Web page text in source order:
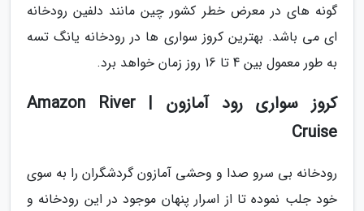
گونه های در معرض خطر کشور چین مانند دلفین رودخانه
ای می باشد. بهترین کروز سواری ها در رودخانه یانگ تسه
به طور معمول بین 4 تا 16 روز زمان خواهد برد.
کروز سواری رود آمازون | Amazon River
Cruise
رودخانه بی سرو صدا و وحشی آمازون گردشگران را به سوی
خود جلب نموده تا از اسرار پنهان موجود در این رودخانه و